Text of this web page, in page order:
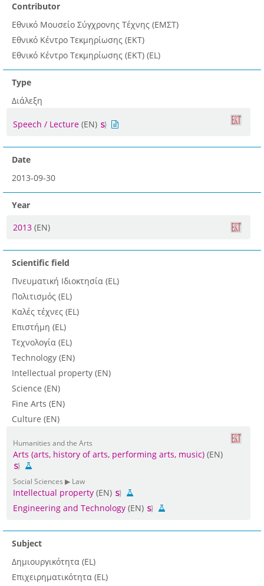
Contributor
Εθνικό Μουσείο Σύγχρονης Τέχνης (ΕΜΣΤ)
Εθνικό Κέντρο Τεκμηρίωσης (ΕΚΤ)
Εθνικό Κέντρο Τεκμηρίωσης (ΕΚΤ) (EL)
Type
Διάλεξη
Speech / Lecture (EN)
Date
2013-09-30
Year
2013 (EN)
Scientific field
Πνευματική Ιδιοκτησία (EL)
Πολιτισμός (EL)
Καλές τέχνες (EL)
Επιστήμη (EL)
Τεχνολογία (EL)
Technology (EN)
Intellectual property (EN)
Science (EN)
Fine Arts (EN)
Culture (EN)
Humanities and the Arts
Arts (arts, history of arts, performing arts, music) (EN)
Social Sciences ▶ Law
Intellectual property (EN)
Engineering and Technology (EN)
Subject
Δημιουργικότητα (EL)
Επιχειρηματικότητα (EL)